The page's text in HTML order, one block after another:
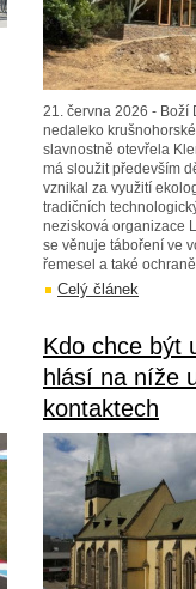
21. června 2026 - Boží
nedaleko
slavnostně otevřela
má sloužit především
vznikal za využití
tradičních
nezisková organizace
se věnuje táboření ve
řemesel a také
Celý článek
Kdo chce být
hlásí na níže
kontaktech